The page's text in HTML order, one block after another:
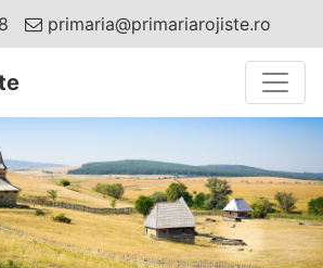
primaria@primariarojiste.ro